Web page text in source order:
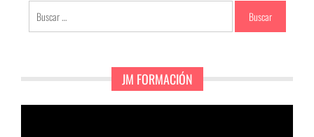
Buscar:
JM FORMACIÓN